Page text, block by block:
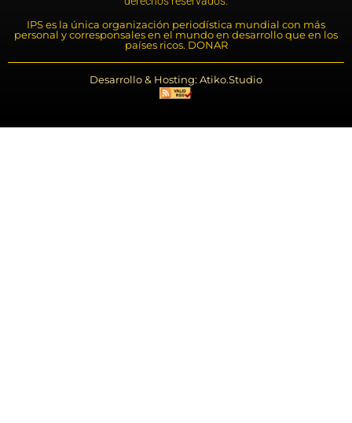
IPS es la única organización periodística mundial con más
personal y corresponsales en el mundo en desarrollo que en los
países ricos. DONAR
Desarrollo & Hosting: Atiko.Studio